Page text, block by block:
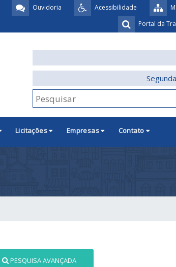
Acessibilidade
Ouvidoria
Portal da
Licitações Empresas Contato
PESQUISA AVANÇADA